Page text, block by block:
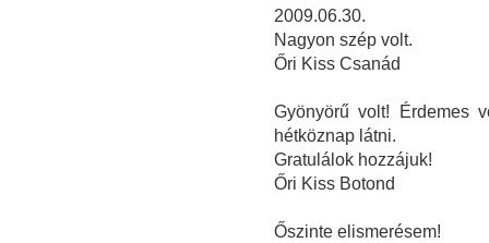
2009.06.30.
Nagyon szép volt.
Őri Kiss Csanád
Gyönyörű volt! Érdemes
hétköznap látni.
Gratulálok hozzájuk!
Őri Kiss Botond
Őszinte elismerésem!